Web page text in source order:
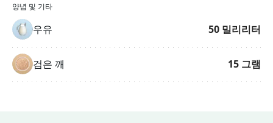
양념 및 기타
우유 50 밀리리터
검은 깨 15 그램